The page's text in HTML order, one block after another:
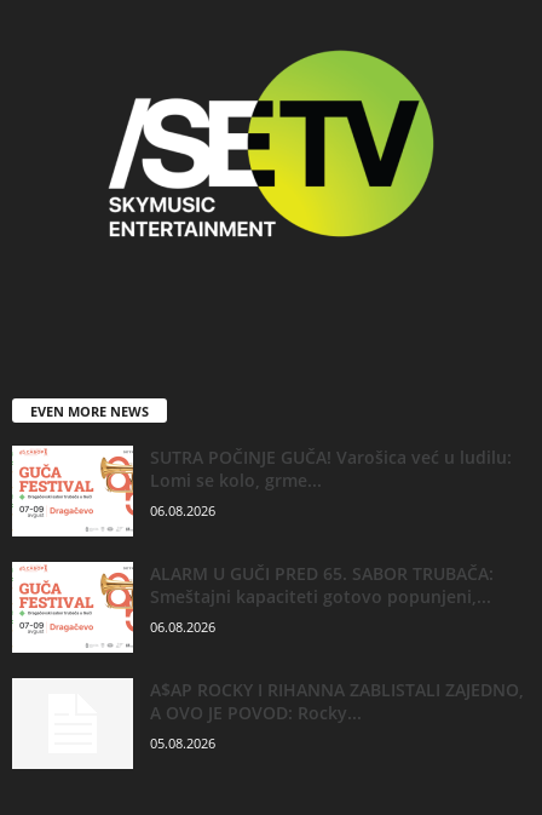
EVEN MORE NEWS
SUTRA POČINJE GUČA! Varošica već u ludilu:
Lomi se kolo, grme...
06.08.2026
ALARM U GUČI PRED 65. SABOR TRUBAČA:
Smeštajni kapaciteti gotovo popunjeni,...
06.08.2026
A$AP ROCKY I RIHANNA ZABLISTALI ZAJEDNO,
A OVO JE POVOD: Rocky...
05.08.2026